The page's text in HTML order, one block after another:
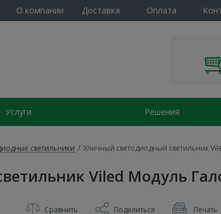
О компании Доставка Оплата
Услуги Решения
светильники / Уличный светодиодный светильник
Viled Модуль
Сравнить Поделиться Печать